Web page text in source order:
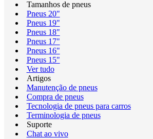
Tamanhos de pneus
Pneus 20"
Pneus 19"
Pneus 18"
Pneus 17"
Pneus 16"
Pneus 15"
Ver tudo
Artigos
Manutenção de pneus
Compra de pneus
Tecnologia de pneus para carros
Terminologia de pneus
Suporte
Chat ao vivo